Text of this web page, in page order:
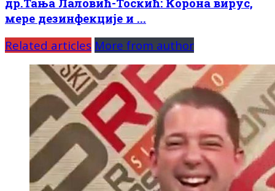
мере дезинфекције и ...
Related articles More from author